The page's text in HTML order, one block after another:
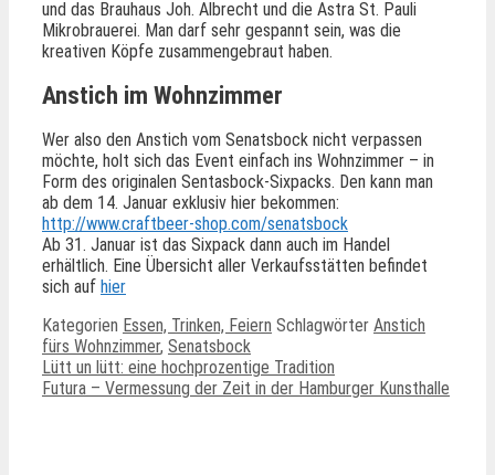
und das Brauhaus Joh. Albrecht und die Astra St. Pauli
Mikrobrauerei. Man darf sehr gespannt sein, was die
kreativen Köpfe zusammengebraut haben.
Anstich im Wohnzimmer
Wer also den Anstich vom Senatsbock nicht verpassen
möchte, holt sich das Event einfach ins Wohnzimmer – in
Form des originalen Sentasbock-Sixpacks. Den kann man
ab dem 14. Januar exklusiv hier bekommen:
http://www.craftbeer-shop.com/senatsbock
Ab 31. Januar ist das Sixpack dann auch im Handel
erhältlich. Eine Übersicht aller Verkaufsstätten befindet
sich auf hier
Kategorien Essen, Trinken, Feiern Schlagwörter Anstich
fürs Wohnzimmer, Senatsbock
Lütt un lütt: eine hochprozentige Tradition
Futura – Vermessung der Zeit in der Hamburger Kunsthalle